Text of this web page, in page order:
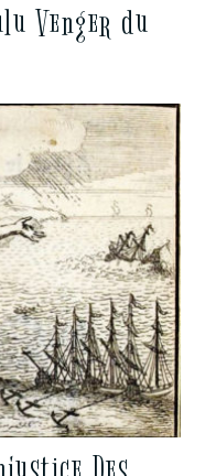
Venger du